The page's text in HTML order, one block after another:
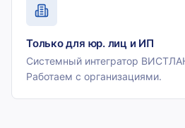
Только для юр. лиц и ИП
Системный интегратор
Работаем с организациями.